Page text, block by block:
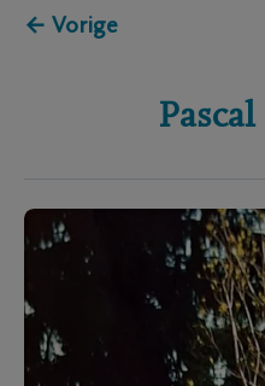
← Vorige
Pascal